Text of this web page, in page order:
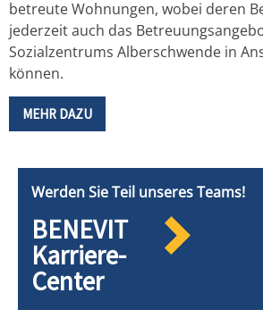
betreute Wohnungen, wobei deren
jederzeit auch das
Sozialzentrums Alberschwende in
können.
MEHR DAZU
Werden Sie Teil unseres Teams!
BENEVIT
Karriere-
Center